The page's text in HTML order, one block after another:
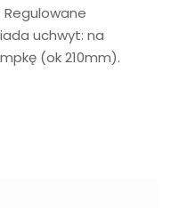
Regulowane
uchwyt: na
(ok 210mm).